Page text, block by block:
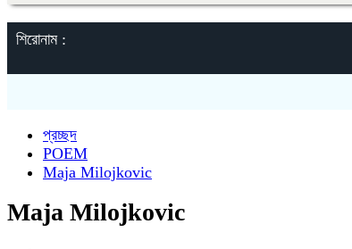
শিরোনাম :
প্রচ্ছদ
POEM
Maja Milojkovic
Maja Milojkovic